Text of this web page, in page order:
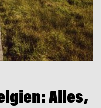
Alles,